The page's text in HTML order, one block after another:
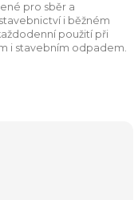
pro sběr a
i běžném
použití při
i stavebním odpadem.